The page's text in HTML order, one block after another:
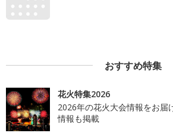
おすすめ特集
花火特集2026
2026年の花火大会情報をお届
情報も掲載